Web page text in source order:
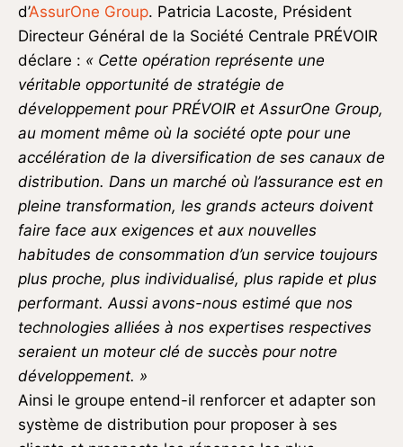
d’AssurOne Group. Patricia Lacoste, Président
Directeur Général de la Société Centrale PRÉVOIR
déclare : « Cette opération représente une
véritable opportunité de stratégie de
développement pour PRÉVOIR et AssurOne Group,
au moment même où la société opte pour une
accélération de la diversification de ses canaux de
distribution. Dans un marché où l’assurance est en
pleine transformation, les grands acteurs doivent
faire face aux exigences et aux nouvelles
habitudes de consommation d’un service toujours
plus proche, plus individualisé, plus rapide et plus
performant. Aussi avons-nous estimé que nos
technologies alliées à nos expertises respectives
seraient un moteur clé de succès pour notre
développement. »
Ainsi le groupe entend-il renforcer et adapter son
système de distribution pour proposer à ses